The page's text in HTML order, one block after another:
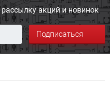
рассылку акций и новинок
Подписаться